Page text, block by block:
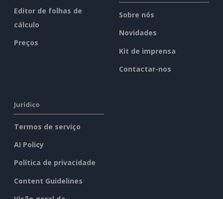
Editor de folhas de
cálculo
Preços
Sobre nós
Novidades
Kit de imprensa
Contactar-nos
Jurídico
Termos de serviço
AI Policy
Política de privacidade
Content Guidelines